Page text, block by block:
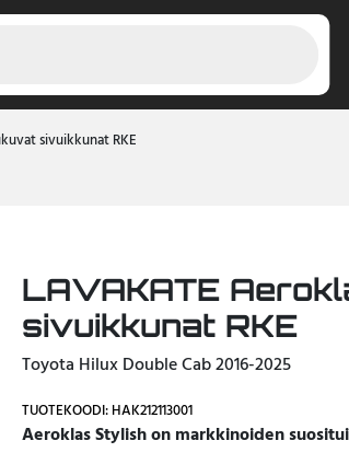
sivuikkunat RKE
LAVAKATE
sivuikkunat RKE
Toyota Hilux Double Cab 2016-2025
TUOTEKOODI: HAK212113001
Aeroklas Stylish on markkinoiden